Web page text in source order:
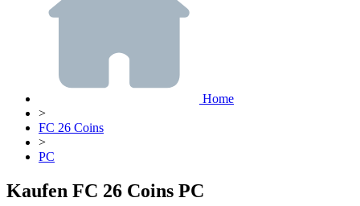
Home
>
FC 26 Coins
>
PC
Kaufen FC 26 Coins PC